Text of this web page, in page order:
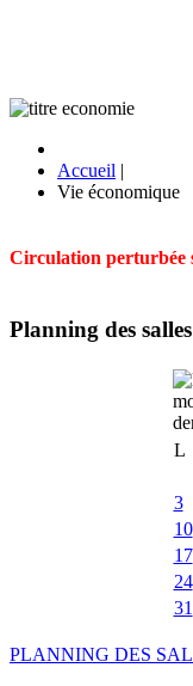
Accueil |
Vie économique
Circulation perturbée
Planning des salles
L
3
10
17
24
31
PLANNING DES